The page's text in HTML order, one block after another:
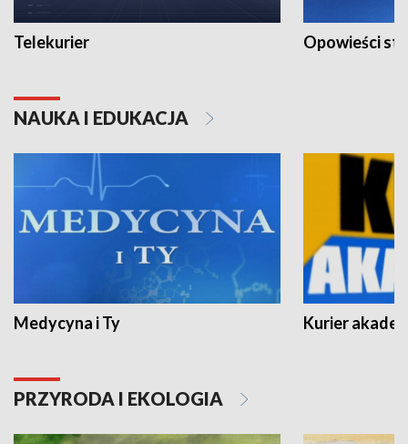
Telekurier Opowieści
NAUKA I EDUKACJA
Medycyna i Ty Kurier
PRZYRODA I EKOLOGIA